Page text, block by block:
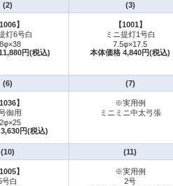
(2) (3)
1006】
灯6号白
円(税込)
【1001】
ミニ提灯1号白
7.5φ×17.5
本体価格 4,840円(税込)
(6) (7)
1036】
御用
円(税込)
※実用例
ミニミニ中太弓張
(10) (11)
1005】
号白
※実用例
2号